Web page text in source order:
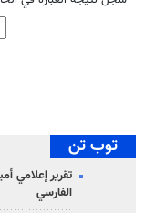
توب تن
تقرير إعلامي
الفارسي